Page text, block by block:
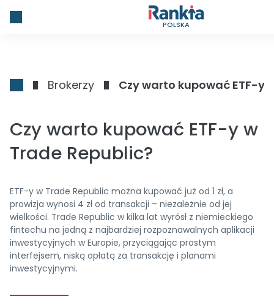
POLSKA
Brokerzy Czy warto kupować ETF-y
Czy warto kupować ETF-y w
Trade Republic?
ETF-y w Trade Republic można kupować już od 1 zł, a
prowizja wynosi 4 zł od transakcji – niezależnie od jej
wielkości. Trade Republic w kilka lat wyrósł z niemieckiego
fintechu na jedną z najbardziej rozpoznawalnych aplikacji
inwestycyjnych w Europie, przyciągając prostym
interfejsem, niską opłatą za transakcję i planami
inwestycyjnymi.